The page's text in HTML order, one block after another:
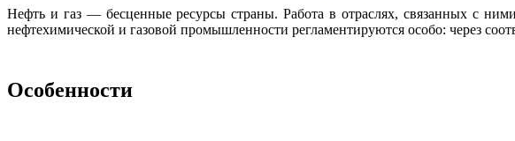
Нефть и газ — бесценные ресурсы страны. Работа в отраслях, связанных с
нефтехимической и газовой промышленности регламентируются особо: через
Особенности